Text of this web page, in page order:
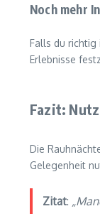
Noch mehr
Falls du richtig
Erlebnisse
Fazit:
Die
Gelegenheit
Zitat: